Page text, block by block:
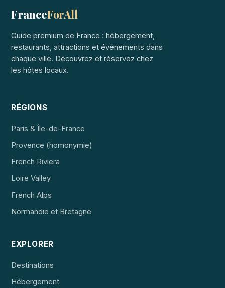
FranceForAll
Guide premium de France : hébergement,
restaurants, attractions et événements dans
chaque ville. Découvrez et réservez chez
les hôtes locaux.
RÉGIONS
Paris & Île-de-France
Provence (homonymie)
French Riviera
Loire Valley
French Alps
Normandie et Bretagne
EXPLORER
Destinations
Hébergement